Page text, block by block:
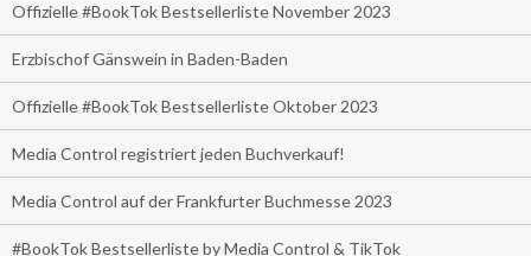
Offizielle #BookTok Bestsellerliste November 2023
Erzbischof Gänswein in Baden-Baden
Offizielle #BookTok Bestsellerliste Oktober 2023
Media Control registriert jeden Buchverkauf!
Media Control auf der Frankfurter Buchmesse 2023
#BookTok Bestsellerliste by Media Control & TikTok